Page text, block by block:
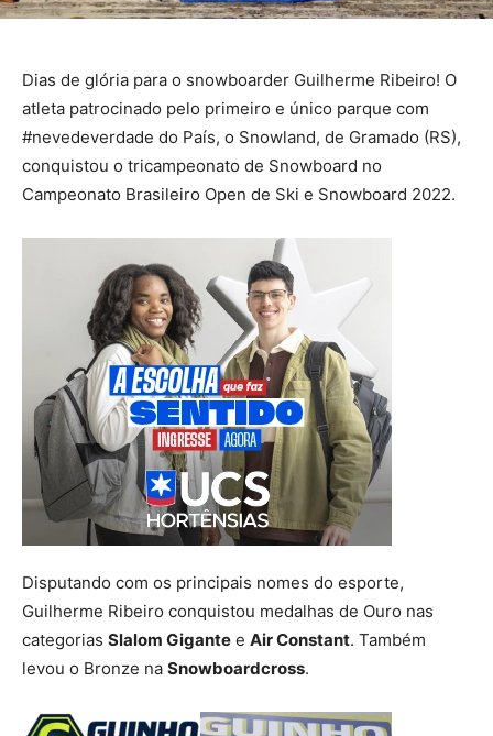
Dias de glória para o snowboarder Guilherme Ribeiro! O
atleta patrocinado pelo primeiro e único parque com
#nevedeverdade do País, o Snowland, de Gramado (RS),
conquistou o tricampeonato de Snowboard no
Campeonato Brasileiro Open de Ski e Snowboard 2022.
Disputando com os principais nomes do esporte,
Guilherme Ribeiro conquistou medalhas de Ouro nas
categorias Slalom Gigante e Air Constant. Também
levou o Bronze na Snowboardcross.